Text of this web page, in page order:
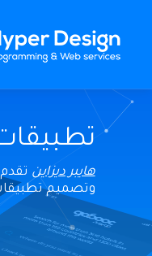
هايبر ديزاين
وتصميم
هايبر ميديكال